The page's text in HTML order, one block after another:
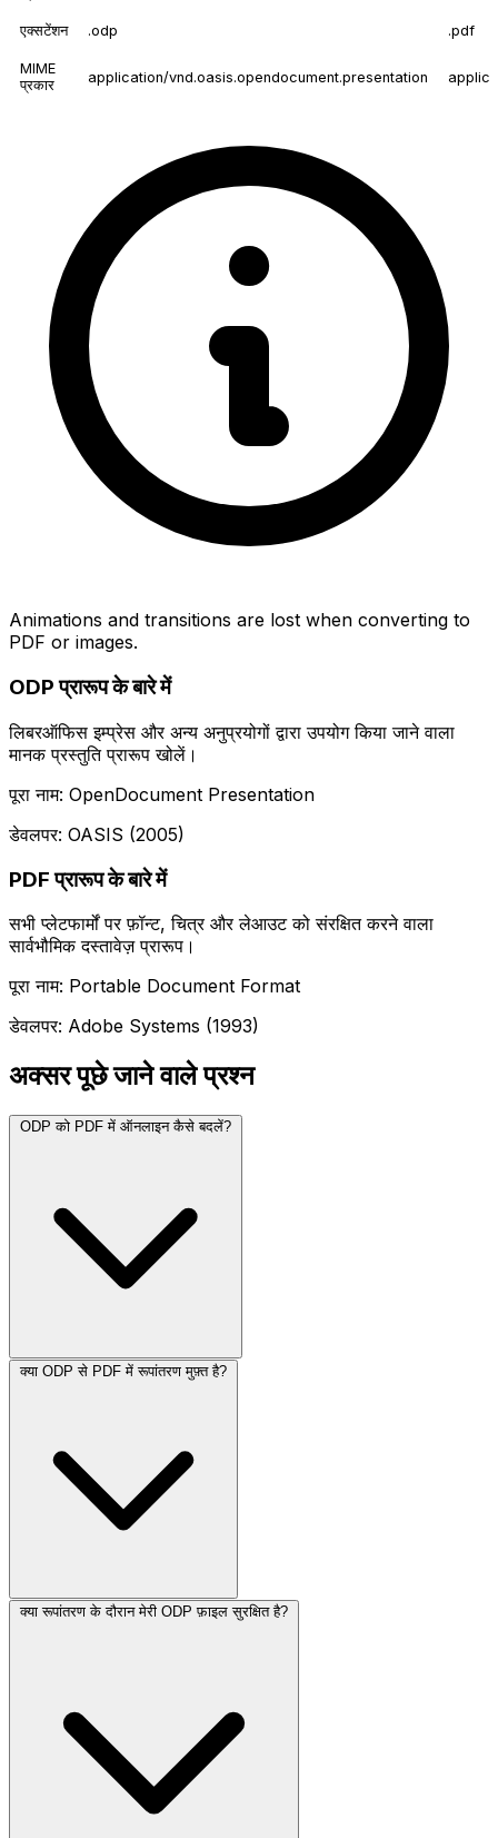
एक्सटेंशन .odp .pdf
MIME
प्रकार
application/vnd.oasis.opendocument.presentation
Animations and transitions are lost when converting to
PDF or images.
ODP प्रारूप के बारे में
लिबरऑफिस इम्प्रेस और अन्य अनुप्रयोगों द्वारा उपयोग किया जाने वाला
मानक प्रस्तुति प्रारूप खोलें।
पूरा नाम: OpenDocument Presentation
डेवलपर: OASIS (2005)
PDF प्रारूप के बारे में
सभी प्लेटफार्मों पर फ़ॉन्ट, चित्र और लेआउट को संरक्षित करने वाला
सार्वभौमिक दस्तावेज़ प्रारूप।
पूरा नाम: Portable Document Format
डेवलपर: Adobe Systems (1993)
अक्सर पूछे जाने वाले प्रश्न
ODP को PDF में ऑनलाइन कैसे बदलें?
क्या ODP से PDF में रूपांतरण मुफ़्त है?
क्या रूपांतरण के दौरान मेरी ODP फ़ाइल सुरक्षित है?